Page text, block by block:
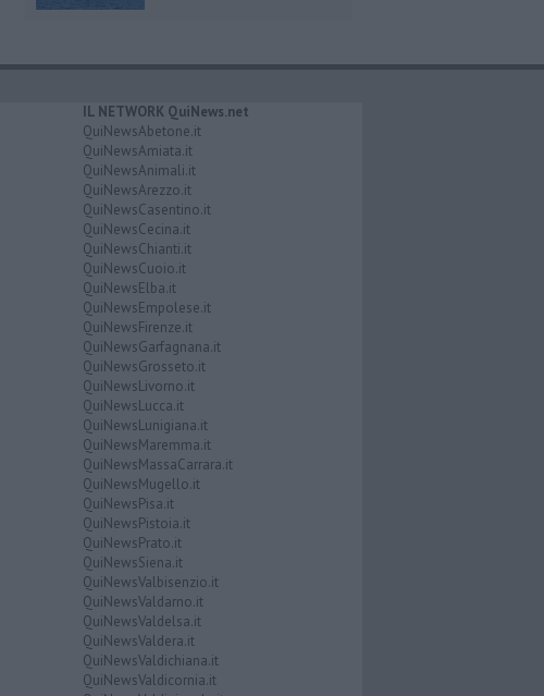
IL NETWORK QuiNews.net
QuiNewsAbetone.it
QuiNewsAmiata.it
QuiNewsAnimali.it
QuiNewsArezzo.it
QuiNewsCasentino.it
QuiNewsCecina.it
QuiNewsChianti.it
QuiNewsCuoio.it
QuiNewsElba.it
QuiNewsEmpolese.it
QuiNewsFirenze.it
QuiNewsGarfagnana.it
QuiNewsGrosseto.it
QuiNewsLivorno.it
QuiNewsLucca.it
QuiNewsLunigiana.it
QuiNewsMaremma.it
QuiNewsMassaCarrara.it
QuiNewsMugello.it
QuiNewsPisa.it
QuiNewsPistoia.it
QuiNewsPrato.it
QuiNewsSiena.it
QuiNewsValbisenzio.it
QuiNewsValdarno.it
QuiNewsValdelsa.it
QuiNewsValdera.it
QuiNewsValdichiana.it
QuiNewsValdicornia.it